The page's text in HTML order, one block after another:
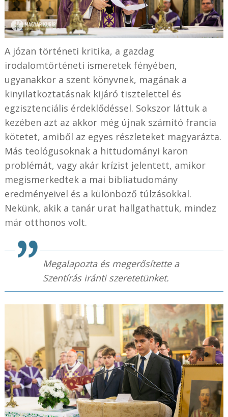
A józan történeti kritika, a gazdag
irodalomtörténeti ismeretek fényében,
ugyanakkor a szent könyvnek, magának a
kinyilatkoztatásnak kijáró tisztelettel és
egzisztenciális érdeklődéssel. Sokszor láttuk a
kezében azt az akkor még újnak számító francia
kötetet, amiből az egyes részleteket magyarázta.
Más teológusoknak a hittudományi karon
problémát, vagy akár krízist jelentett, amikor
megismerkedtek a mai bibliatudomány
eredményeivel és a különböző túlzásokkal.
Nekünk, akik a tanár urat hallgathattuk, mindez
már otthonos volt.
Megalapozta és megerősítette a
Szentírás iránti szeretetünket.